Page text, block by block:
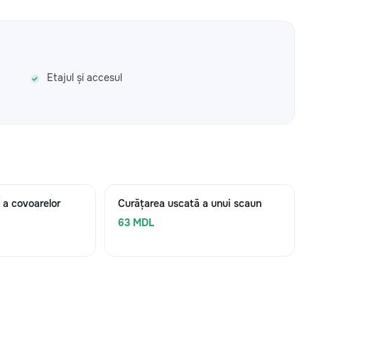
Etajul și accesul
covoarelor
Curățarea uscată a unui scaun
63 MDL